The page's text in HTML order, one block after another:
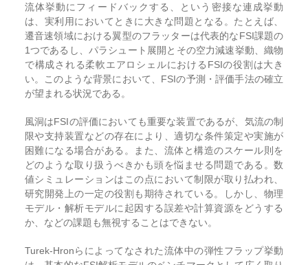
流体挙動にフィードバックする、という密接な連成挙動
は、実利用においてときに大きな問題となる。たとえば、
遷音速領域における翼型のフラッターは代表的なFSI課題の
1つであるし、パラシュート展開とその空力減速挙動、織物
で構成される柔軟エアロシェルにおけるFSIの役割は大き
い。このような背景において、FSIの予測・評価手法の確立
が望まれる状況である。
風洞はFSIの評価においても重要な装置であるが、気流の制
限や支持装置などの存在により、適切な条件策定や実施が
困難になる場合がある。また、流体と構造のスケール則を
どのような取り扱うべきかも頭を悩ませる問題である。数
値シミュレーションはこの点において制限が取り払われ、
研究開発上の一定の役割も期待されている。しかし、物理
モデル・解析モデルに起因する誤差や計算資源をどうする
か、などの課題も無視することはできない。
Turek-Hronらによってなされた流体中の弾性フラップ挙動